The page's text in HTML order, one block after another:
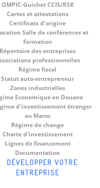
OMPIC-Guichet CCIS/RSK
Cartes et attestations
Certificats d'origine
Salle de conférences et
formation
Répertoire des entreprises
professionnelles
Régime fiscal
Statut auto-entrepreneur
Zones industrielles
Economique en Douane
d'investissement étranger
au Maroc
Régime de change
Charte d'investissement
Lignes de financement
Documentation
DÉVELOPPER VOTRE
ENTREPRISE